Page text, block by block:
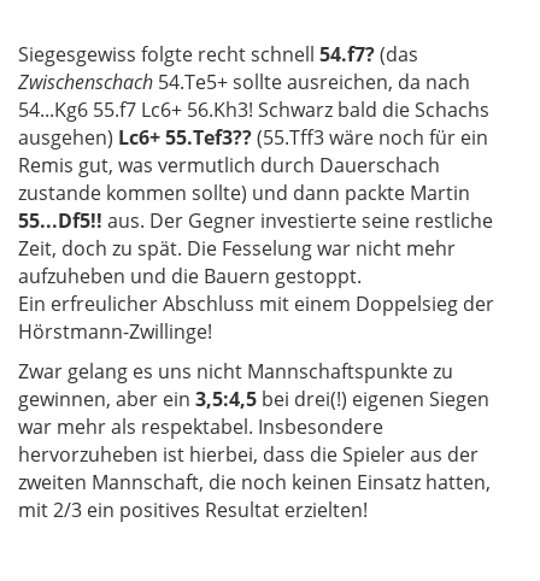
Siegesgewiss folgte recht schnell 54.f7?(das
Zwischenschach 54.Te5+ sollte ausreichen, da nach
54...Kg6 55.f7 Lc6+ 56.Kh3! Schwarz bald die Schachs
ausgehen) Lc6+ 55.Tef3??(55.Tff3 wäre noch für ein
Remis gut, was vermutlich durch Dauerschach
zustande kommen sollte) und dann packte Martin
55...Df5!! aus. Der Gegner investierte seine restliche
Zeit, doch zu spät. Die Fesselung war nicht mehr
aufzuheben und die Bauern gestoppt.
Ein erfreulicher Abschluss mit einem Doppelsieg der
Hörstmann-Zwillinge!
Zwar gelang es uns nicht Mannschaftspunkte zu
gewinnen, aber ein 3,5:4,5 bei drei(!) eigenen Siegen
war mehr als respektabel. Insbesondere
hervorzuheben ist hierbei, dass die Spieler aus der
zweiten Mannschaft, die noch keinen Einsatz hatten,
mit 2/3 ein positives Resultat erzielten!